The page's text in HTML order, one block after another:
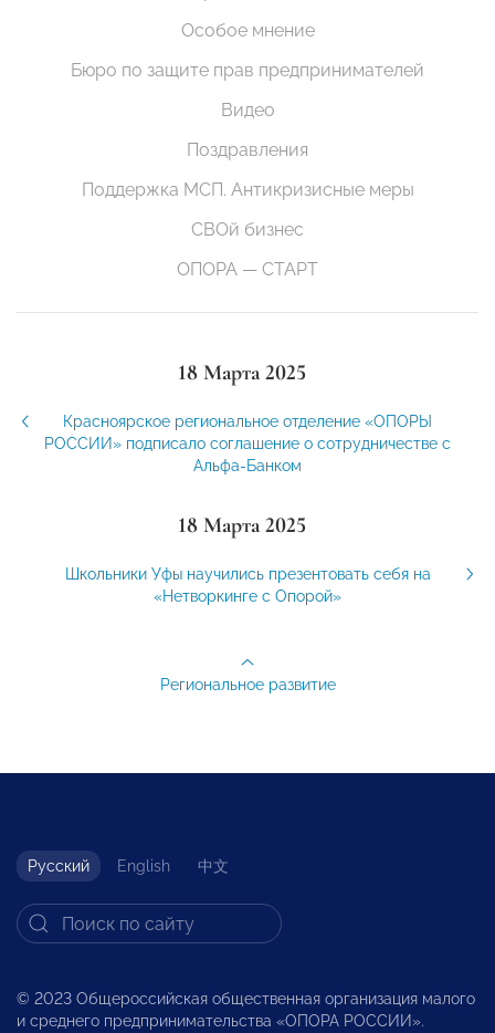
Особое мнение
Бюро по защите прав предпринимателей
Видео
Поздравления
Поддержка МСП. Антикризисные меры
СВОй бизнес
ОПОРА — СТАРТ
18 Марта 2025
Красноярское региональное отделение «ОПОРЫ
РОССИИ» подписало соглашение о сотрудничестве с
Альфа-Банком
18 Марта 2025
Школьники Уфы научились презентовать себя на
«Нетворкинге с Опорой»
Региональное развитие
Русский English 中文
© 2023 Общероссийская общественная организация малого
и среднего предпринимательства «ОПОРА РОССИИ».